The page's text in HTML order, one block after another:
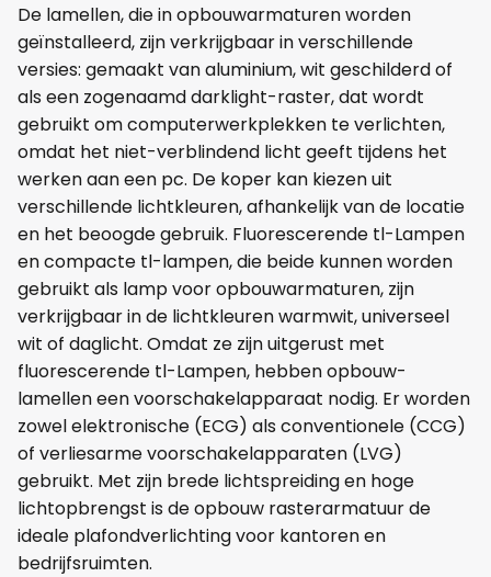
De lamellen, die in opbouwarmaturen worden
geïnstalleerd, zijn verkrijgbaar in verschillende
versies: gemaakt van aluminium, wit geschilderd of
als een zogenaamd darklight-raster, dat wordt
gebruikt om computerwerkplekken te verlichten,
omdat het niet-verblindend licht geeft tijdens het
werken aan een pc. De koper kan kiezen uit
verschillende lichtkleuren, afhankelijk van de locatie
en het beoogde gebruik. Fluorescerende tl-Lampen
en compacte tl-lampen, die beide kunnen worden
gebruikt als lamp voor opbouwarmaturen, zijn
verkrijgbaar in de lichtkleuren warmwit, universeel
wit of daglicht. Omdat ze zijn uitgerust met
fluorescerende tl-Lampen, hebben opbouw-
lamellen een voorschakelapparaat nodig. Er worden
zowel elektronische (ECG) als conventionele (CCG)
of verliesarme voorschakelapparaten (LVG)
gebruikt. Met zijn brede lichtspreiding en hoge
lichtopbrengst is de opbouw rasterarmatuur de
ideale plafondverlichting voor kantoren en
bedrijfsruimten.